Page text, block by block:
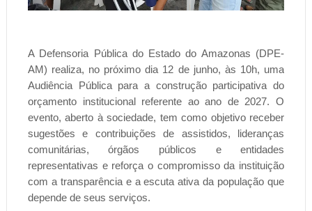
A Defensoria Pública do Estado do Amazonas (DPE-
AM) realiza, no próximo dia 12 de junho, às 10h, uma
Audiência Pública para a construção participativa do
orçamento institucional referente ao ano de 2027. O
evento, aberto à sociedade, tem como objetivo receber
sugestões e contribuições de assistidos, lideranças
comunitárias, órgãos públicos e entidades
representativas e reforça o compromisso da instituição
com a transparência e a escuta ativa da população que
depende de seus serviços.